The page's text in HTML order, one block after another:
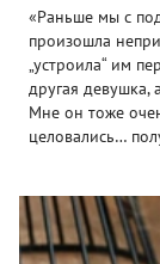
«Раньше мы с
произошла
„устроила“ им
другая
Мне он тоже
целовались…